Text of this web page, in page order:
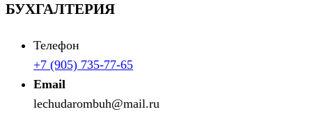
БУХГАЛТЕРИЯ
Телефон
+7 (905) 735-77-65
Email
lechudarombuh@mail.ru